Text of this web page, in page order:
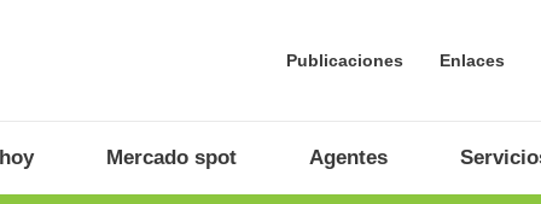
Publicaciones Enlaces
Mercado spot Agentes